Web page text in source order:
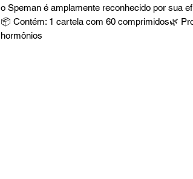
o Speman é amplamente reconhecido por sua
📦 Contém: 1 cartela com 60 comprimidos🌿
hormônios